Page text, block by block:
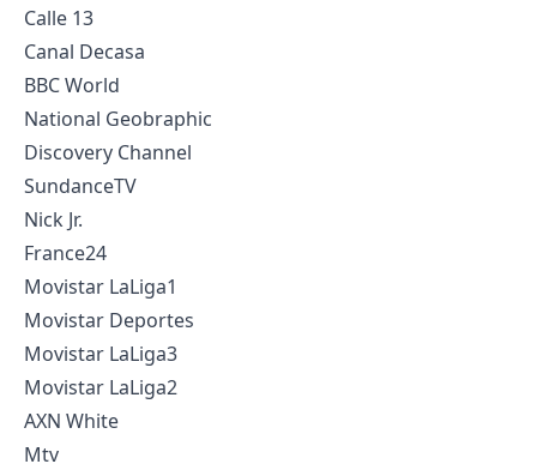
Calle 13
Canal Decasa
BBC World
National Geobraphic
Discovery Channel
SundanceTV
Nick Jr.
France24
Movistar LaLiga1
Movistar Deportes
Movistar LaLiga3
Movistar LaLiga2
AXN White
Mtv